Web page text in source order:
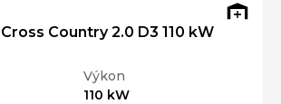
Country 2.0 D3 110 kW
Výkon
110 kW